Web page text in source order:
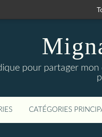
pour partager
CATÉGORIES